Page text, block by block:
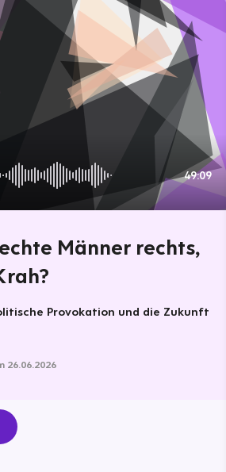
49:09
Männer rechts,
Provokation und die Zukunft
26.06.2026